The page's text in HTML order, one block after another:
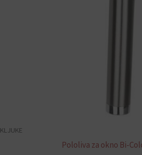
KLJUKE
Pololiva za okno Bi-